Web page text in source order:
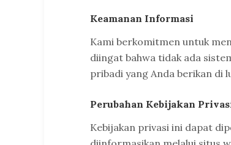
Keamanan Informasi
Kami berkomitmen untuk
diingat bahwa tidak ada
pribadi yang Anda berikan di
Perubahan Kebijakan
Kebijakan privasi ini dapat